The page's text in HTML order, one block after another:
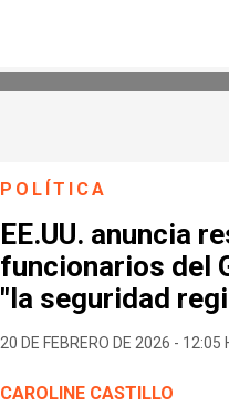
POLÍTICA
EE.UU. anuncia
funcionarios del
"la seguridad
20 DE FEBRERO DE 2026 - 12:05
CAROLINE CASTILLO